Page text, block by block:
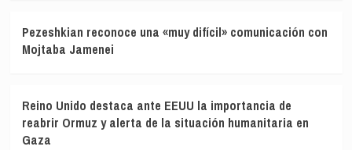
Pezeshkian reconoce una «muy difícil» comunicación con
Mojtaba Jamenei
Reino Unido destaca ante EEUU la importancia de
reabrir Ormuz y alerta de la situación humanitaria en
Gaza